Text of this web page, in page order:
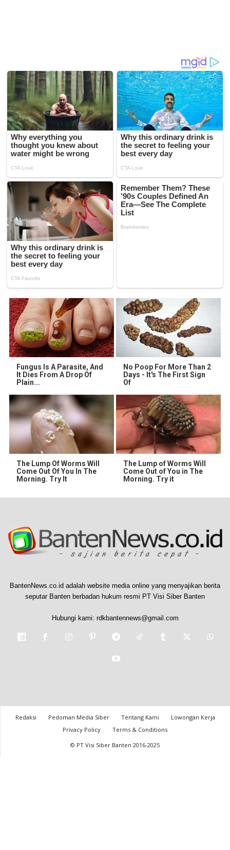
Fungus Is A Parasite, And
It Dies From A Drop Of
Plain...
No Poop For More Than 2
Days - It's The First Sign
Of
The Lump Of Worms Will
Come Out Of You In The
Morning. Try It
The Lump of Worms Will
Come Out of You in The
Morning. Try it
BantenNews.co.id adalah website media online yang menyajikan berita
seputar Banten berbadan hukum resmi PT Visi Siber Banten
Hubungi kami: rdkbantennews@gmail.com
Redaksi Pedoman Media Siber Tentang Kami
Lowongan Kerja
Privacy Policy
Terms & Conditions
© PT Visi Siber Banten 2016-2025